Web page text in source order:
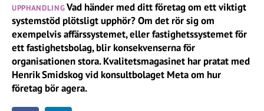
UPPHANDLINGVad händer med ditt företag om ett viktigt
systemstöd plötsligt upphör? Om det rör sig om
exempelvis affärssystemet, eller fastighetssystemet för
ett fastighetsbolag, blir konsekvenserna för
organisationen stora. Kvalitetsmagasinet har pratat med
Henrik Smidskog vid konsultbolaget Meta om hur
företag bör agera.